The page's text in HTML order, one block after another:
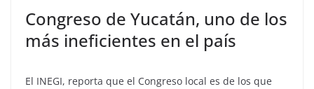
Congreso de Yucatán, uno de los
más ineficientes en el país
El INEGI, reporta que el Congreso local es de los que